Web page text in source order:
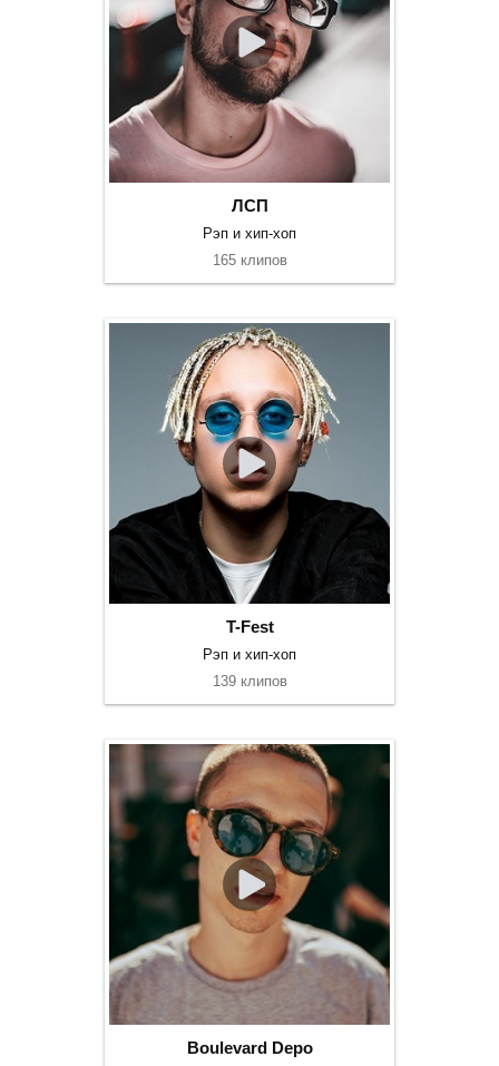
ЛСП
Рэп и хип-хоп
165 клипов
T-Fest
Рэп и хип-хоп
139 клипов
Boulevard Depo